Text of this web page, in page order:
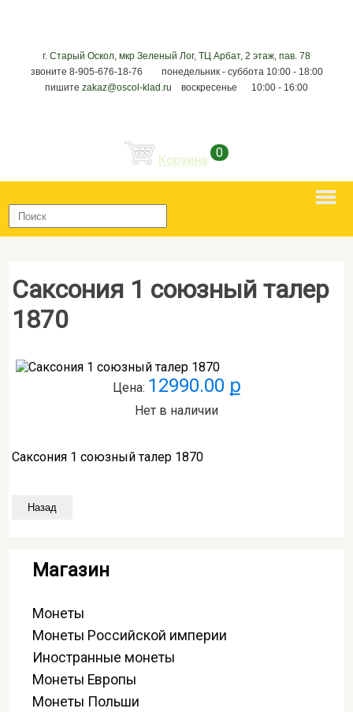
г. Старый Оскол, мкр Зеленый Лог, ТЦ Арбат, 2 этаж, пав. 78
звоните 8-905-676-18-76 понедельник - суббота 10:00 - 18:00
пишите zakaz@oscol-klad.ru воскресенье 10:00 - 16:00
Корзина
0
Саксония 1 союзный талер
1870
Цена: 12990.00 ք
Нет в наличии
Саксония 1 союзный талер 1870
Магазин
Монеты
Монеты Российской империи
Иностранные монеты
Монеты Европы
Монеты Польши